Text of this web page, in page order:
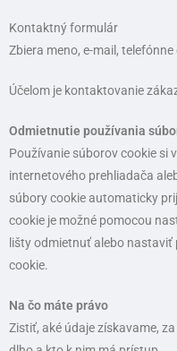
Kontaktný formulár
Zbiera meno, e-mail, telefónne
Účelom je kontaktovanie
Odmietnutie používania
Používanie súborov cookie si
internetového prehliadača
súbory cookie automaticky
cookie je možné pomocou
lišty odmietnuť alebo
cookie.
Na čo máte právo
Zistiť, aké údaje získavame,